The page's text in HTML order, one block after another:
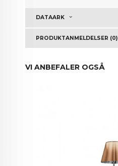
DATAARK
PRODUKTANMELDELSER (0)
VI ANBEFALER OGSÅ